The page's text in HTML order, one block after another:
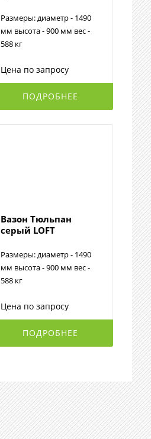
Размеры: диаметр - 1490
мм высота - 900 мм вес -
588 кг
Цена по запросу
ПОДРОБНЕЕ
Вазон Тюльпан
серый LOFT
Размеры: диаметр - 1490
мм высота - 900 мм вес -
588 кг
Цена по запросу
ПОДРОБНЕЕ